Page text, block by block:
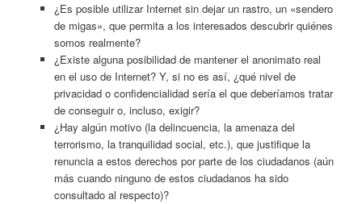
¿Es posible utilizar Internet sin dejar un rastro, un «sendero
de migas», que permita a los interesados descubrir quiénes
somos realmente?
¿Existe alguna posibilidad de mantener el anonimato real
en el uso de Internet? Y, si no es así, ¿qué nivel de
privacidad o confidencialidad sería el que deberíamos tratar
de conseguir o, incluso, exigir?
¿Hay algún motivo (la delincuencia, la amenaza del
terrorismo, la tranquilidad social, etc.), que justifique la
renuncia a estos derechos por parte de los ciudadanos (aún
más cuando ninguno de estos ciudadanos ha sido
consultado al respecto)?